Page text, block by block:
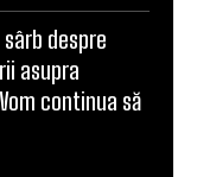
despre
asupra
continua să